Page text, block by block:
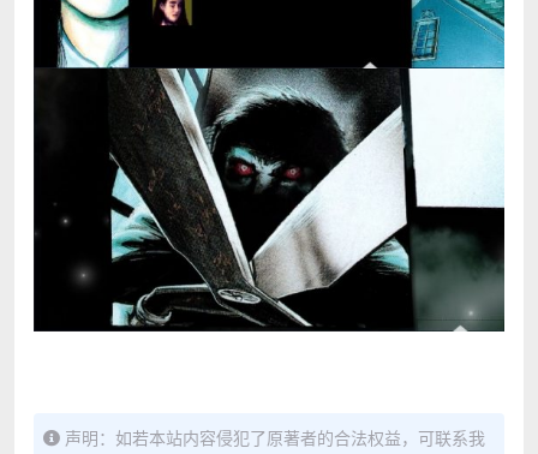
声明：如若本站内容侵犯了原著者的合法权益，可联系我